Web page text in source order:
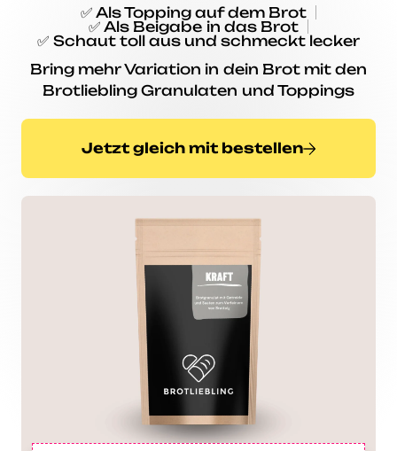
✅ Als Topping auf dem Brot
✅ Als Beigabe in das Brot
✅ Schaut toll aus und schmeckt lecker
Bring mehr Variation in dein Brot mit den
Brotliebling Granulaten und Toppings
Jetzt gleich mit bestellen